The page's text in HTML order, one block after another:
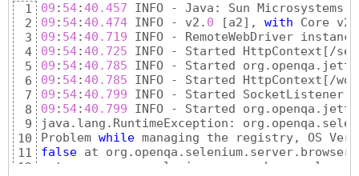
1
2
3
4
5
6
7
8
9
10
11
12
09 : 54:40.457 INFO - Java: Sun
09 : 54:40.474 INFO - v2. 0 [a2] , with Core v2.
09 : 54:40.719 INFO - RemoteWebDriver
09 : 54:40.725 INFO - Started HttpContext [/
09 : 54:40.785 INFO - Started
09 : 54:40.785 INFO - Started HttpContext [/
09 : 54:40.799 INFO - Started SocketListener
09 : 54:40.799 INFO - Started
java.lang.RuntimeException:
Problem while managing the registry, OS
false at
at